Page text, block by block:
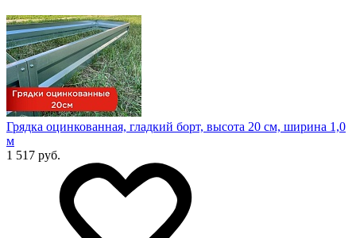
Грядка оцинкованная, гладкий борт, высота 20 см, ширина 1,0
м
1 517 руб.